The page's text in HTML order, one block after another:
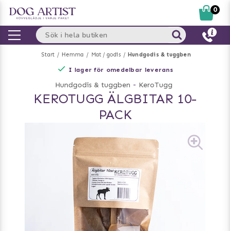
Start Hemma Mat / godis Hundgodis & tuggben
I lager för omedelbar leverans
Hundgodis & tuggben - KeroTugg
KEROTUGG ÄLGBITAR 10-
PACK
0